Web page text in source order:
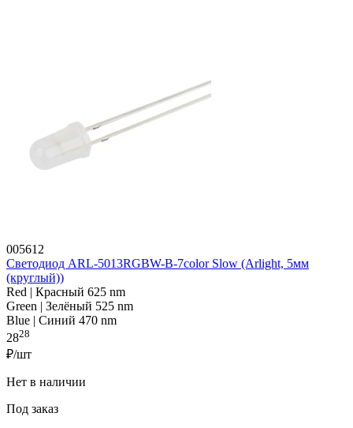
005612
Светодиод ARL-5013RGBW-B-7color Slow (Arlight, 5мм
(круглый))
Red | Красный 625 nm
Green | Зелёный 525 nm
Blue | Синий 470 nm
2828
₽/шт
Нет в наличии
Под заказ